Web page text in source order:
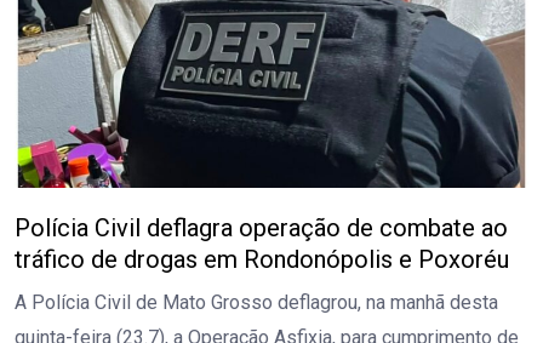
Polícia Civil deflagra operação de combate ao
tráfico de drogas em Rondonópolis e Poxoréu
A Polícia Civil de Mato Grosso deflagrou, na manhã desta
quinta-feira (23.7), a Operação Asfixia, para cumprimento de